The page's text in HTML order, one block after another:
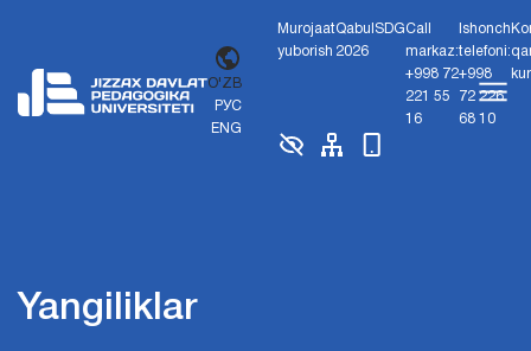
O'ZB
РУС
ENG
Murojaat
yuborish
Qabul
2026
SDGCall
markaz:
+998 72
221 55
16
Ishonch
telefoni:
+998
72 226
68 10
Yangiliklar